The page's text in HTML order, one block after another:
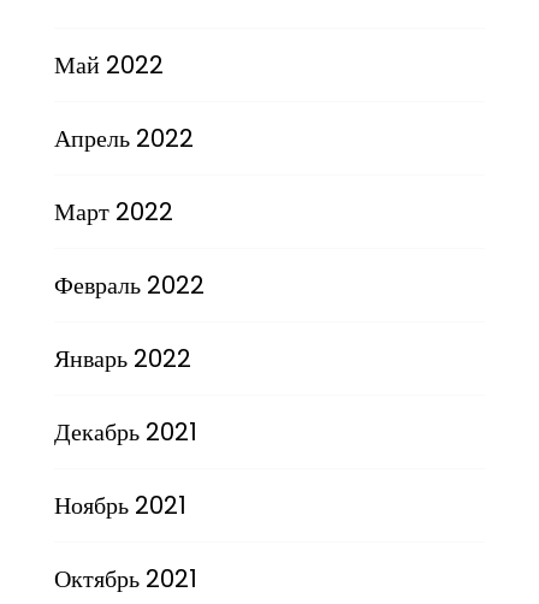
Май 2022
Апрель 2022
Март 2022
Февраль 2022
Январь 2022
Декабрь 2021
Ноябрь 2021
Октябрь 2021